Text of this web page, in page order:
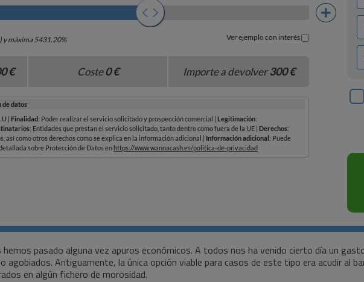
pasado alguna vez apuros económicos. A todos nos ha venido cierto día un
agobiados. Antiguamente, la única opción viable para casos de este tipo era acudir al
en algún fichero de morosidad.